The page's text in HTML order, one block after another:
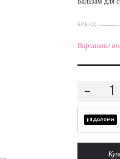
БРЕНД
Варианты